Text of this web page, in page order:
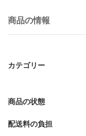
商品の情報
カテゴリー
商品の状態
配送料の負担